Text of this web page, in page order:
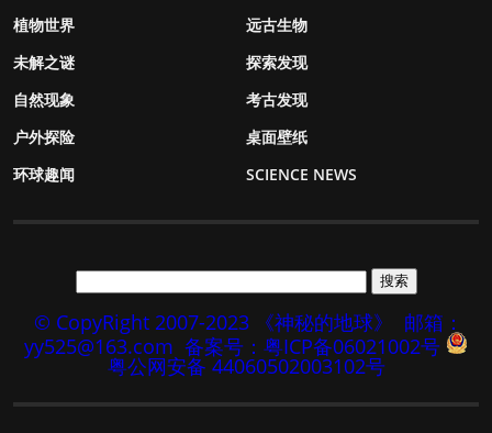
植物世界
远古生物
未解之谜
探索发现
自然现象
考古发现
户外探险
桌面壁纸
环球趣闻
SCIENCE NEWS
© CopyRight 2007-2023 《神秘的地球》
邮箱：
yy525@163.com 备案号：粤ICP备06021002号
粤公网安备 44060502003102号